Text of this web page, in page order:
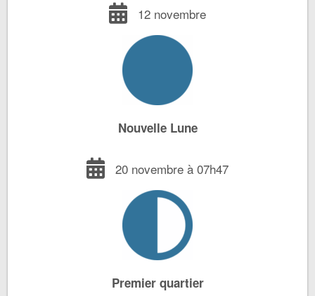
12 novembre
Nouvelle Lune
20 novembre à 07h47
Premier quartier